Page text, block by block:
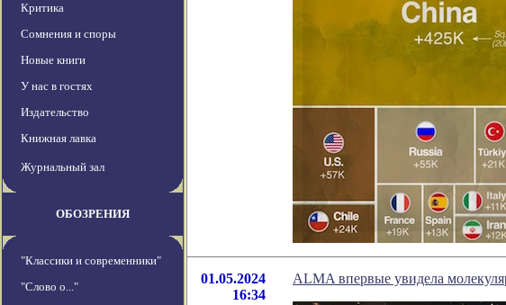
Критика
Сомнения и споры
Новые книги
У нас в гостях
Издательство
Книжная лавка
Журнальный зал
ОБОЗРЕНИЯ
"Классики и современники"
"Слово о..."
01.05.2024
16:34
ALMA впервые увидела